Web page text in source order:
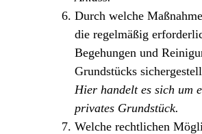
Durch welche
die regelmäßig
Begehungen und
Grundstücks
Hier handelt es sich um
privates Grundstück.
Welche rechtlichen